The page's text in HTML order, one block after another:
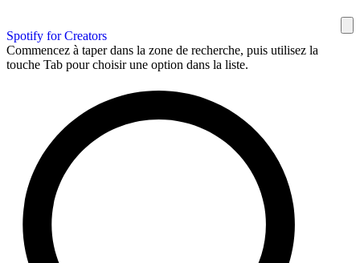
Spotify for Creators
Commencez à taper dans la zone de recherche, puis utilisez la
touche Tab pour choisir une option dans la liste.